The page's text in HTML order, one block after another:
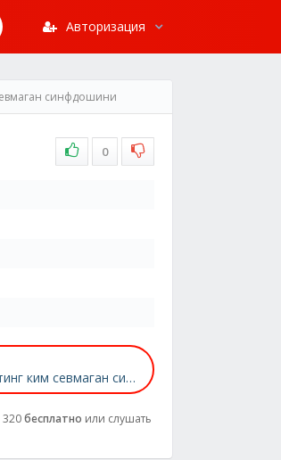
Авторизация
синфдошини
0
Жавохир Мирзо - Айтинг ким севмаган синфдошини
320бесплатно или слушать